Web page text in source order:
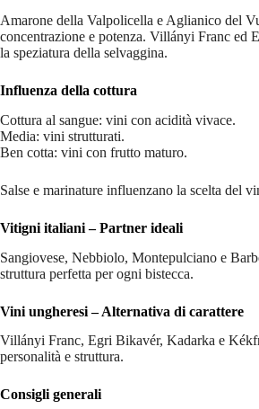
Amarone della Valpolicella e Aglianico del
concentrazione e potenza. Villányi Franc ed
la speziatura della selvaggina.
Influenza della cottura
Cottura al sangue: vini con acidità vivace.
Media: vini strutturati.
Ben cotta: vini con frutto maturo.
Salse e marinature influenzano la scelta del
Vitigni italiani – Partner ideali
Sangiovese, Nebbiolo, Montepulciano e
struttura perfetta per ogni bistecca.
Vini ungheresi – Alternativa di carattere
Villányi Franc, Egri Bikavér, Kadarka e
personalità e struttura.
Consigli generali